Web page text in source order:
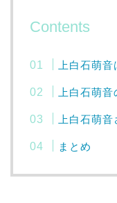
Contents
上白石萌
上白石萌
上白石萌
まとめ